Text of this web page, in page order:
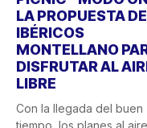
LA PROPUESTA DE
IBÉRICOS
MONTELLANO
DISFRUTAR AL
LIBRE
Con la llegada del buen
tiempo, los planes al aire